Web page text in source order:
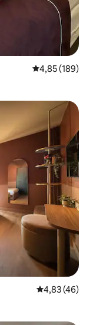
Prosječna
4,85 (189)
Prosječna
4,83 (46)